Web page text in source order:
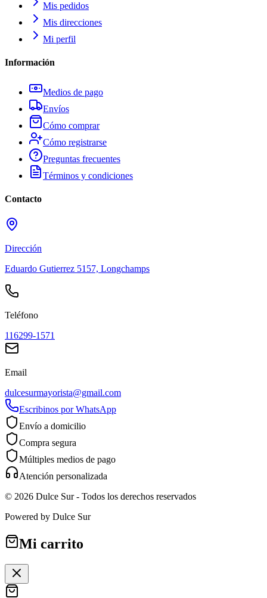
Mis pedidos
Mis direcciones
Mi perfil
Información
Medios de pago
Envíos
Cómo comprar
Cómo registrarse
Preguntas frecuentes
Términos y condiciones
Contacto
Dirección
Eduardo Gutierrez 5157, Longchamps
Teléfono
116299-1571
Email
dulcesurmayorista@gmail.com
Escribinos por WhatsApp
Envío a domicilio
Compra segura
Múltiples medios de pago
Atención personalizada
© 2026 Dulce Sur- Todos los derechos reservados
Powered by Dulce Sur
Mi carrito